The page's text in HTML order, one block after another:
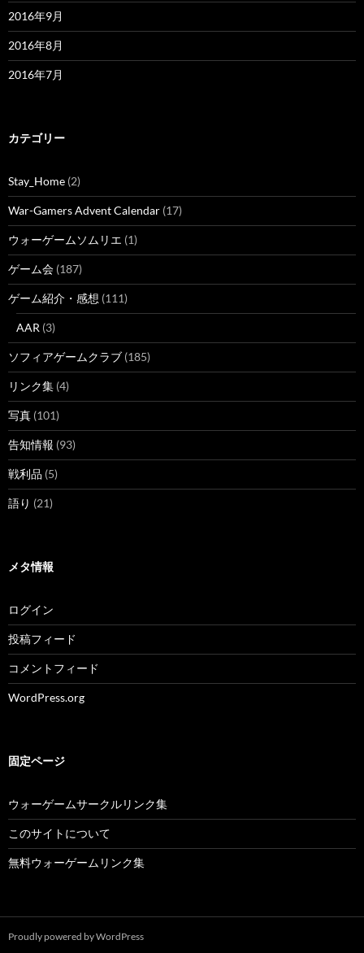
2016年9月
2016年8月
2016年7月
カテゴリー
Stay_Home (2)
War-Gamers Advent Calendar (17)
ウォーゲームソムリエ (1)
ゲーム会 (187)
ゲーム紹介・感想 (111)
AAR (3)
ソフィアゲームクラブ (185)
リンク集 (4)
写真 (101)
告知情報 (93)
戦利品 (5)
語り (21)
メタ情報
ログイン
投稿フィード
コメントフィード
WordPress.org
固定ページ
ウォーゲームサークルリンク集
このサイトについて
無料ウォーゲームリンク集
Proudly powered by WordPress